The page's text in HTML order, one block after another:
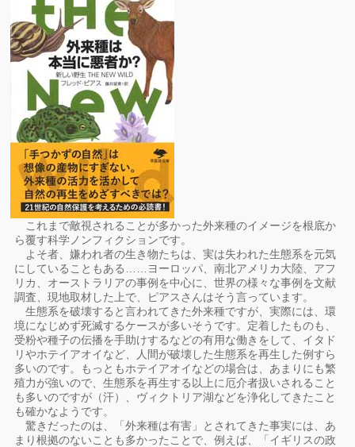
これまで敵視されることが多かった外来種のイメージを根底か
ら覆す科学ノンフィクションです。
よそ者、嫌われ者の生き物たちは、実は失われた生態系を元気
にしていることもある……ヨーロッパ、南北アメリカ大陸、アフ
リカ、オーストラリアの事例を中心に、世界の様々な事例を文献
調査、現地取材した上で、ピアスさんはそう言っています。
生態系を破壊すると言われてきた外来種ですが、実際には、環
境になじめず死滅するケースが多いそうです。定着したものも、
受粉や種子の伝播を手助けするなどの有用な働きをして、イタド
リやホテイアオイなど、人間が破壊した生態系を再生した例すら
多いのです。もっともホテイアオイなどの場合は、あまりにも繁
殖力が強いので、生態系を再生する以上に厄介者扱いされること
も多いのですが（汗）、ヴィクトリア湖などを浄化してきたこと
も確かなようです。
驚きだったのは、「外来種は有害」とされてきた事実には、あ
まり根拠のないことも多かったことで、例えば、「イギリスの政